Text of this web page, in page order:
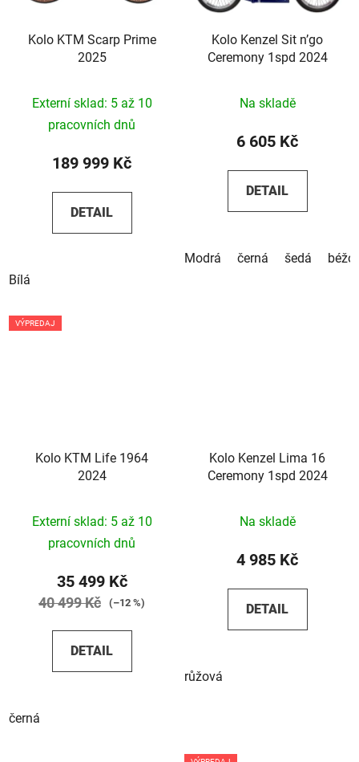
Kolo KTM Scarp Prime
2025
Externí sklad: 5 až 10
pracovních dnů
189 999 Kč
DETAIL
Bílá
Kolo Kenzel Sit n’go
Ceremony 1spd 2024
Na skladě
6 605 Kč
DETAIL
Modrá černá šedá
VÝPREDAJ
Kolo KTM Life 1964
2024
Externí sklad: 5 až 10
pracovních dnů
35 499 Kč
40 499 Kč (–12 %)
DETAIL
černá
Kolo Kenzel Lima 16
Ceremony 1spd 2024
Na skladě
4 985 Kč
DETAIL
růžová